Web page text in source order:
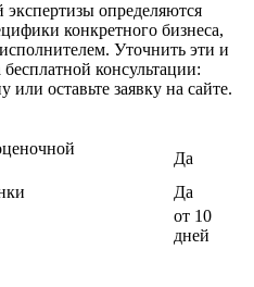
определяются
конкретного бизнеса,
Уточнить эти и
консультации:
оставьте заявку на сайте.
Да
Да
от 10
дней